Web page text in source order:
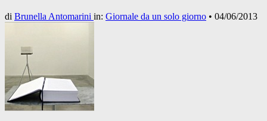
di Brunella Antomarini in: Giornale da un solo giorno • 04/06/2013